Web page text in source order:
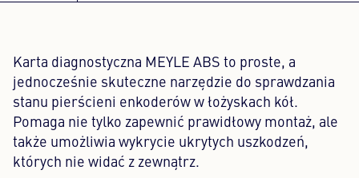
Content Hub
Prasa
Kariera
Karta diagnostyczna MEYLE ABS to proste, a
jednocześnie skuteczne narzędzie do sprawdzania
stanu pierścieni enkoderów w łożyskach kół.
Pomaga nie tylko zapewnić prawidłowy montaż, ale
także umożliwia wykrycie ukrytych uszkodzeń,
których nie widać z zewnątrz.